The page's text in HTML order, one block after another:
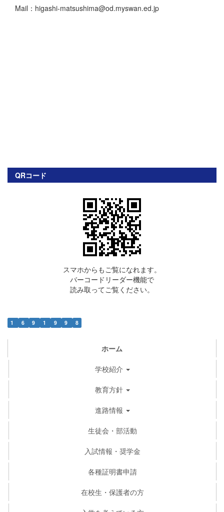
Mail：higashi-matsushima@od.myswan.ed.jp
QRコード
スマホからもご覧になれます。
バーコードリーダー機能で
読み取ってご覧ください。
1 6 9 1 9 9 8
ホーム
学校紹介
教育方針
進路情報
生徒会・部活動
入試情報・奨学金
各種証明書申請
在校生・保護者の方